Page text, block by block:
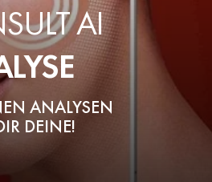
AI
ANALYSEN
DEINE!